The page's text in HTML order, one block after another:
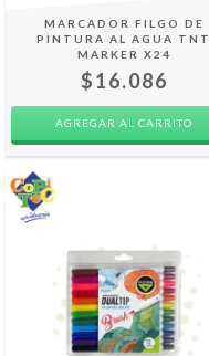
MARCADOR FILGO DE
PINTURA AL AGUA TNT
MARKER X24
$16.086